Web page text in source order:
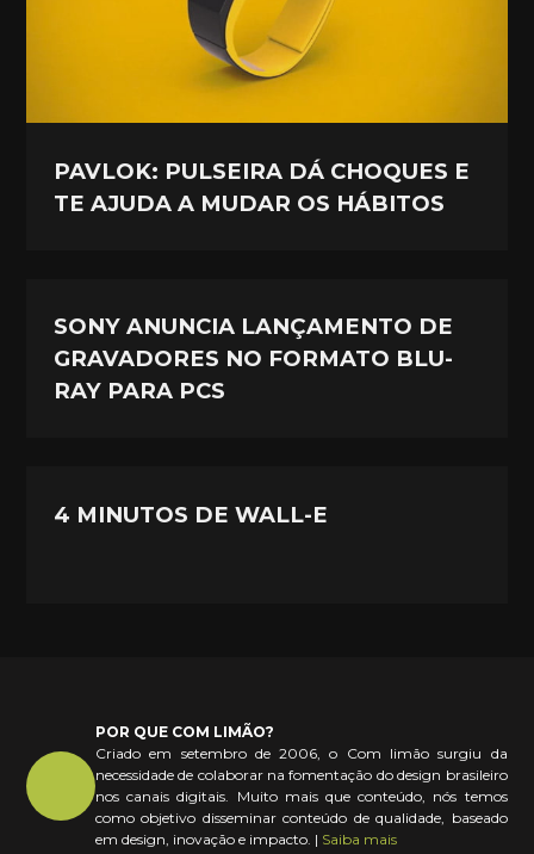
PAVLOK: PULSEIRA DÁ CHOQUES E
TE AJUDA A MUDAR OS HÁBITOS
SONY ANUNCIA LANÇAMENTO DE
GRAVADORES NO FORMATO BLU-
RAY PARA PCS
4 MINUTOS DE WALL-E
POR QUE COM LIMÃO?
Criado em setembro de 2006, o Com limão surgiu da
necessidade de colaborar na fomentação do design brasileiro
nos canais digitais. Muito mais que conteúdo, nós temos
como objetivo disseminar conteúdo de qualidade, baseado
em design, inovação e impacto. | Saiba mais